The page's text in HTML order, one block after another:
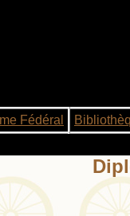
Fédéral